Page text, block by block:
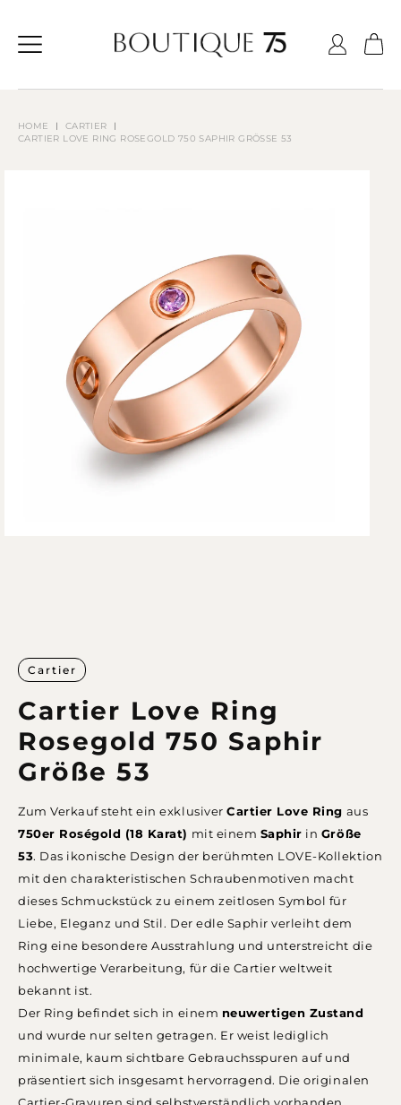
springen
HOME
CARTIER
CARTIER LOVE RING ROSEGOLD 750 SAPHIR GRÖSSE 53
Cartier
Cartier Love Ring
Rosegold 750 Saphir
Größe 53
Zum Verkauf steht ein exklusiverCartier Love Ring aus
750er Roségold (18 Karat) mit einem Saphir in Größe
53. Das ikonische Design der berühmten LOVE-Kollektion
mit den charakteristischen Schraubenmotiven macht
dieses Schmuckstück zu einem zeitlosen Symbol für
Liebe, Eleganz und Stil. Der edle Saphir verleiht dem
Ring eine besondere Ausstrahlung und unterstreicht die
hochwertige Verarbeitung, für die Cartier weltweit
bekannt ist.
Der Ring befindet sich in einem neuwertigen Zustand
und wurde nur selten getragen. Er weist lediglich
minimale, kaum sichtbare Gebrauchsspuren auf und
präsentiert sich insgesamt hervorragend. Die originalen